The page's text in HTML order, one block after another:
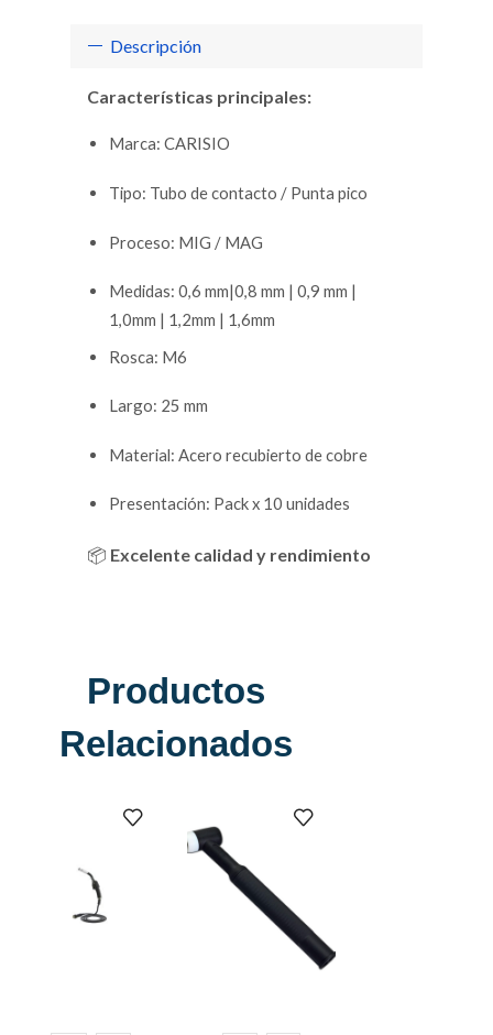
Descripción
Características principales:
Marca: CARISIO
Tipo: Tubo de contacto / Punta pico
Proceso: MIG / MAG
Medidas: 0,6 mm|0,8 mm | 0,9 mm |
1,0mm | 1,2mm | 1,6mm
Rosca: M6
Largo: 25 mm
Material: Acero recubierto de cobre
Presentación: Pack x 10 unidades
📦 Excelente calidad y rendimiento
Productos
Relacionados